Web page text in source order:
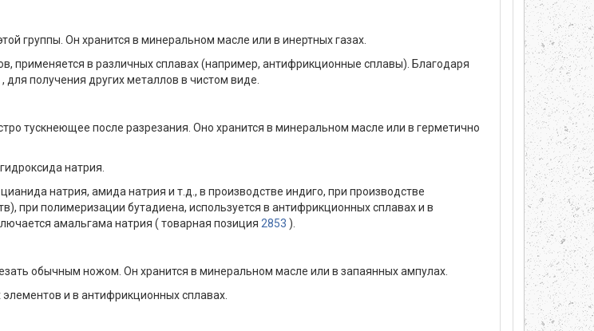
группы. Он хранится в минеральном масле или в инертных газах.
применяется в различных сплавах (например, антифрикционные сплавы). Благодаря
получения других металлов в чистом виде.
тускнеющее после разрезания. Оно хранится в минеральном масле или в герметично
натрия.
натрия, амида натрия и т.д., в производстве индиго, при производстве
при полимеризации бутадиена, используется в антифрикционных сплавах и в
амальгама натрия ( товарная позиция 2853 ).
обычным ножом. Он хранится в минеральном масле или в запаянных ампулах.
и в антифрикционных сплавах.